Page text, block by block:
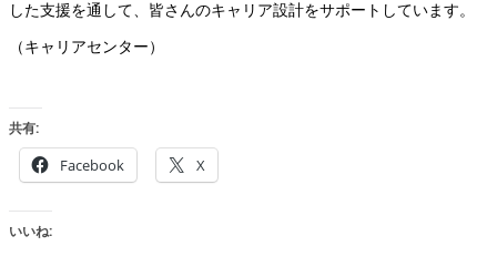
した支援を通して、皆さんのキャリア設計をサポートしています。
（キャリアセンター）
共有:
Facebook X
いいね: